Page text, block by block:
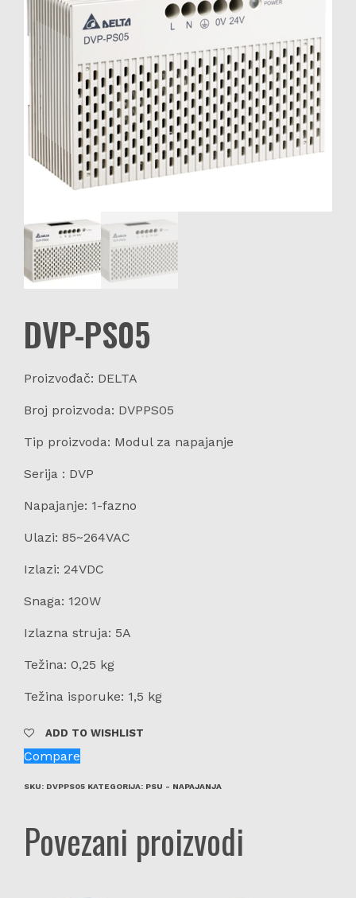
DVP-PS05
Proizvođač: DELTA
Broj proizvoda: DVPPS05
Tip proizvoda: Modul za napajanje
Serija : DVP
Napajanje: 1-fazno
Ulazi: 85~264VAC
Izlazi: 24VDC
Snaga: 120W
Izlazna struja: 5A
Težina: 0,25 kg
Težina isporuke: 1,5 kg
ADD TO WISHLIST
Compare
SKU: DVPPS05 KATEGORIJA: PSU - NAPAJANJA
Povezani proizvodi